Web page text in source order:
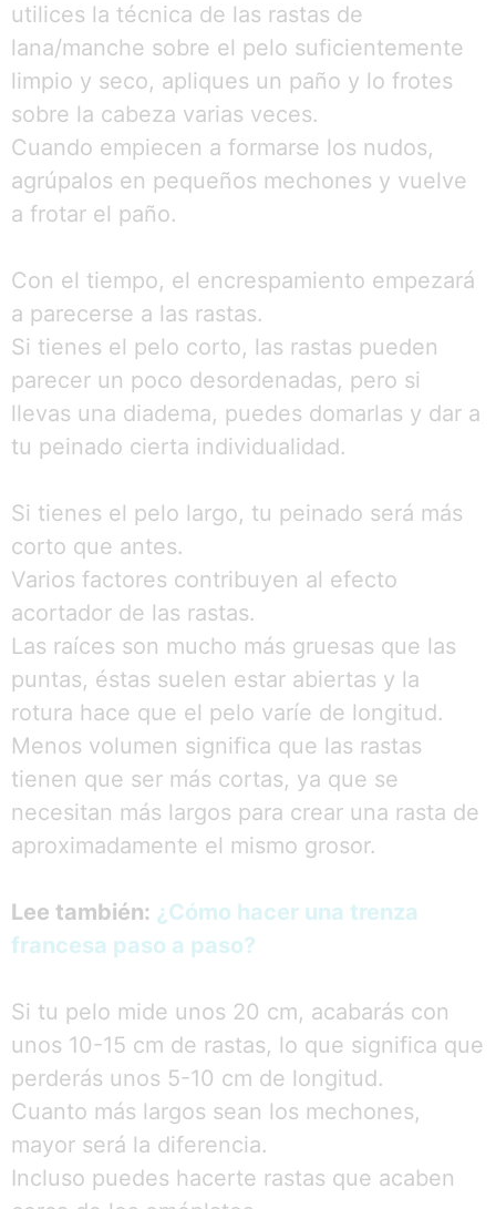
utilices la técnica de las rastas de
lana/manche sobre el pelo suficientemente
limpio y seco, apliques un paño y lo frotes
sobre la cabeza varias veces.
Cuando empiecen a formarse los nudos,
agrúpalos en pequeños mechones y vuelve
a frotar el paño.
Con el tiempo, el encrespamiento empezará
a parecerse a las rastas.
Si tienes el pelo corto, las rastas pueden
parecer un poco desordenadas, pero si
llevas una diadema, puedes domarlas y dar a
tu peinado cierta individualidad.
Si tienes el pelo largo, tu peinado será más
corto que antes.
Varios factores contribuyen al efecto
acortador de las rastas.
Las raíces son mucho más gruesas que las
puntas, éstas suelen estar abiertas y la
rotura hace que el pelo varíe de longitud.
Menos volumen significa que las rastas
tienen que ser más cortas, ya que se
necesitan más largos para crear una rasta de
aproximadamente el mismo grosor.
Lee también: ¿Cómo hacer una trenza
francesa paso a paso?
Si tu pelo mide unos 20 cm, acabarás con
unos 10-15 cm de rastas, lo que significa que
perderás unos 5-10 cm de longitud.
Cuanto más largos sean los mechones,
mayor será la diferencia.
Incluso puedes hacerte rastas que acaben